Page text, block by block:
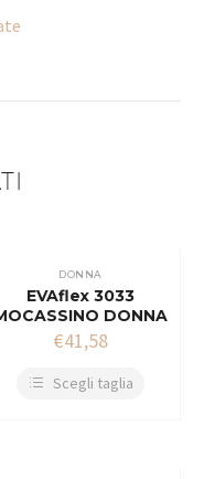
DONNA
EVAflex 3033
DONNA
€41,58
Scegli taglia